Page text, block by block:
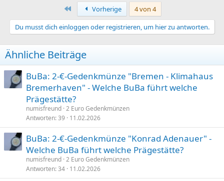
Erste Vorherige
4 von 4
Du musst dich einloggen oder registrieren, um hier zu antworten.
Ähnliche Beiträge
BuBa: 2-€-Gedenkmünze "Bremen - Klimahaus
Bremerhaven" - Welche BuBa führt welche
Prägestätte?
numisfreund 2 Euro Gedenkmünzen
Antworten 39 11.02.2026
BuBa: 2-€-Gedenkmünze "Konrad Adenauer" -
Welche BuBa führt welche Prägestätte?
numisfreund 2 Euro Gedenkmünzen
Antworten 34 11.02.2026